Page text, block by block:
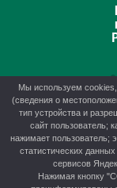
© 2012-2026 г.
Мы используем
(сведения о
тип устройства и
сайт пользователь;
нажимает пользователь;
статистических
сервисов
Нажимая кнопку